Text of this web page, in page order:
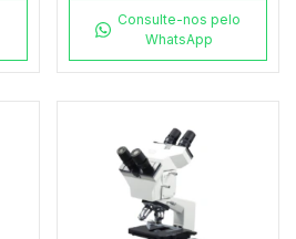
Consulte-nos pelo
WhatsApp